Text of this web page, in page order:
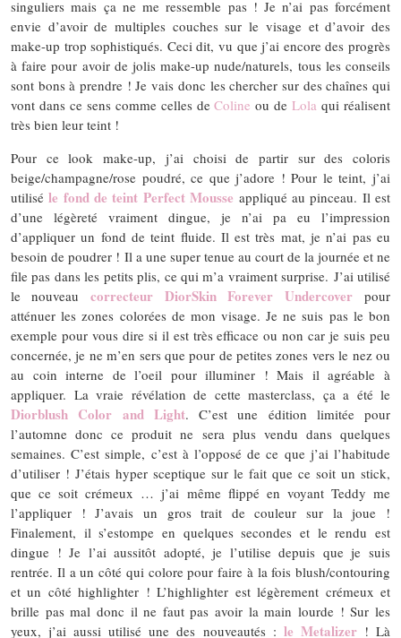
singuliers mais ça ne me ressemble pas ! Je n’ai pas forcément
envie d’avoir de multiples couches sur le visage et d’avoir des
make-up trop sophistiqués. Ceci dit, vu que j’ai encore des progrès
à faire pour avoir de jolis make-up nude/naturels, tous les conseils
sont bons à prendre ! Je vais donc les chercher sur des chaînes qui
vont dans ce sens comme celles deColine ou deLola qui réalisent
très bien leur teint !
Pour ce look make-up, j’ai choisi de partir sur des coloris
beige/champagne/rose poudré, ce que j’adore ! Pour le teint, j’ai
utiliséle fond de teint Perfect Mousse appliqué au pinceau. Il est
d’une légèreté vraiment dingue, je n’ai pa eu l’impression
d’appliquer un fond de teint fluide. Il est très mat, je n’ai pas eu
besoin de poudrer ! Il a une super tenue au court de la journée et ne
file pas dans les petits plis, ce qui m’a vraiment surprise. J’ai utilisé
le nouveau correcteur DiorSkin Forever Undercoverpour
atténuer les zones colorées de mon visage. Je ne suis pas le bon
exemple pour vous dire si il est très efficace ou non car je suis peu
concernée, je ne m’en sers que pour de petites zones vers le nez ou
au coin interne de l’oeil pour illuminer ! Mais il agréable à
appliquer. La vraie révélation de cette masterclass, ça a été le
Diorblush Color and Light. C’est une édition limitée pour
l’automne donc ce produit ne sera plus vendu dans quelques
semaines. C’est simple, c’est à l’opposé de ce que j’ai l’habitude
d’utiliser ! J’étais hyper sceptique sur le fait que ce soit un stick,
que ce soit crémeux … j’ai même flippé en voyant Teddy me
l’appliquer ! J’avais un gros trait de couleur sur la joue !
Finalement, il s’estompe en quelques secondes et le rendu est
dingue ! Je l’ai aussitôt adopté, je l’utilise depuis que je suis
rentrée. Il a un côté qui colore pour faire à la fois blush/contouring
et un côté highlighter ! L’highlighter est légèrement crémeux et
brille pas mal donc il ne faut pas avoir la main lourde ! Sur les
yeux, j’ai aussi utilisé une des nouveautés : le Metalizer! Là